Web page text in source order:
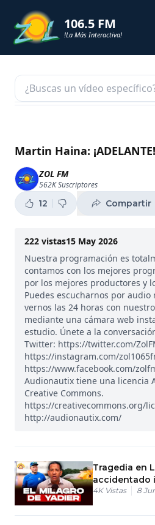
106.5 FM
!La Más Interactiva!
NOTICIAS
SHORTS
PODCAST
ZOL TV
Martin Haina: ¡ADELANTE!
ZOL FM
562KSuscriptores
12 Compartir
222 vistas15 May 2026
Nuestra programación es
contamos con los mejores
por los mejores productores y
Puedes escucharnos por audio
vernos las 24 horas con
mediante una cámara web
estudio. Únete a la
Twitter: https://twitter.com/
https://instagram.com/
https://www.facebook.com/
Audionautix tiene una licencia
Creative Commons.
https://creativecommons.org/
http://audionautix.com/
Tragedia en
accidentado
Molina
4K Vistas 8